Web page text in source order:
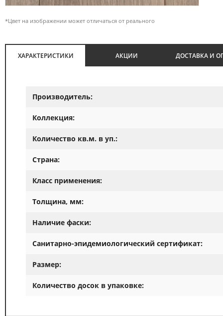
*Цвет на изображении может отличаться от реального
ХАРАКТЕРИСТИКИ АКЦИИ ДОСТАВКА И
Производитель:
Коллекция:
Количество кв.м. в уп.:
Страна:
Класс применения:
Толщина, мм:
Наличие фаски:
Санитарно-эпидемиологический сертификат:
Размер:
Количество досок в упаковке: